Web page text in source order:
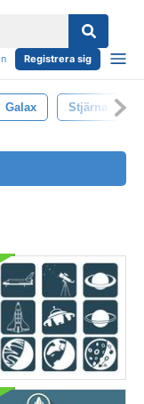
Registrera sig
Galax Stjärna